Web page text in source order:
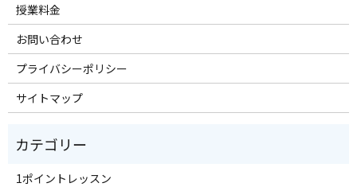
授業料金
お問い合わせ
プライバシーポリシー
サイトマップ
1ポイントレッスン